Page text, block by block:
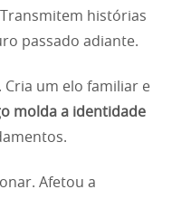
histórias
passado adiante.
Cria um elo familiar e
molda a identidade
Afetou a